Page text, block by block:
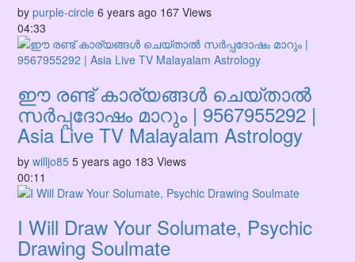
by purple-circle 6 years ago 167 Views
04:33
ഈ രണ്ട് കാര്യങ്ങൾ ചെയ്താൽ
സർപ്പദോഷം മാറും | 9567955292 |
Asia Live TV Malayalam Astrology
by willjo85 5 years ago 183 Views
00:11
I Will Draw Your Solumate, Psychic
Drawing Soulmate